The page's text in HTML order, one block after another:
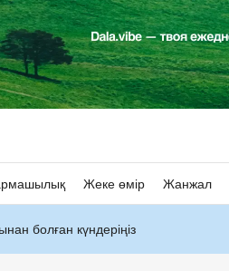
Жеке өмір Жанжал
болған күндеріңіз